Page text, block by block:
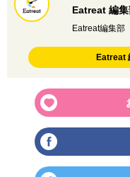
Eatreat 編集
Eatreat編集部
Eatreat